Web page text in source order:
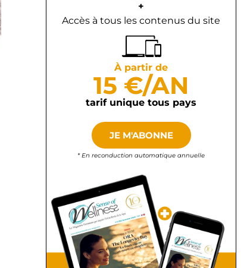
+
Accès à tous les contenus du site
À partir de
15 €/AN
tarif unique tous pays
JE M'ABONNE
* En reconduction automatique annuelle